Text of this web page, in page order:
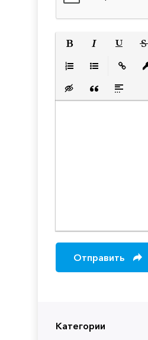
Категории
ВставкаВставка
Отправить